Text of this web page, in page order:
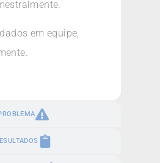
em equipe,